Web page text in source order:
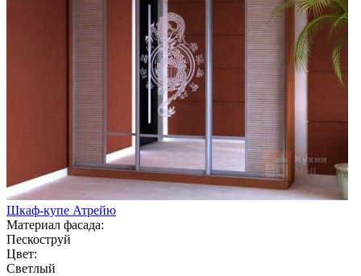
Шкаф-купе Атрейю
Материал фасада:
Пескоструй
Цвет:
Светлый